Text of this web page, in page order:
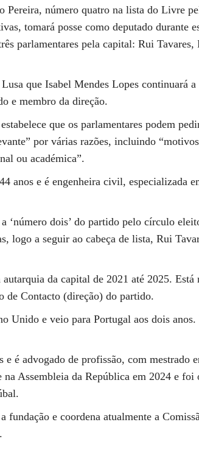
Pereira, número quatro na lista do Livre
tomará posse como deputado durante
parlamentares pela capital: Rui Tavares,
que Isabel Mendes Lopes continuará a
e membro da direção.
que os parlamentares podem
por várias razões, incluindo
ou académica”.
anos e é engenheira civil, especializada
‘número dois’ do partido pelo círculo
logo a seguir ao cabeça de lista, Rui
da capital de 2021 até 2025. Está
de Contacto (direção) do partido.
Unido e veio para Portugal aos dois
e é advogado de profissão, com mestrado
Assembleia da República em 2024 e foi
fundação e coordena atualmente a